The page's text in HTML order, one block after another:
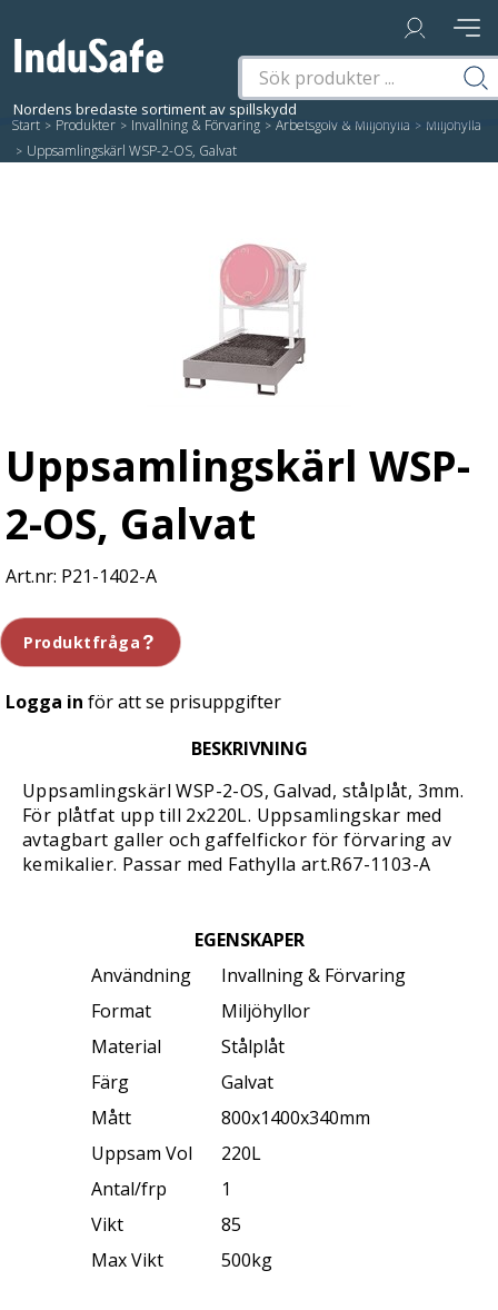
Start / Produkter / Invallning & Förvaring / Arbetsgolv & Miljöhylla / Miljöhylla
/ Uppsamlingskärl WSP-2-OS, Galvat
Uppsamlingskärl WSP-
2-OS, Galvat
P21-1402-A
Produktfråga
Logga in för att se prisuppgifter
BESKRIVNING
Uppsamlingskärl WSP-2-OS, Galvad, stålplåt, 3mm.
För plåtfat upp till 2x220L. Uppsamlingskar med
avtagbart galler och gaffelfickor för förvaring av
kemikalier. Passar med Fathylla art.R67-1103-A
EGENSKAPER
Användning
Invallning & Förvaring
Format
Miljöhyllor
Material
Stålplåt
Färg
Galvat
Mått
800x1400x340mm
Uppsam Vol
220L
Antal/frp
1
Vikt
85
Max Vikt
500kg